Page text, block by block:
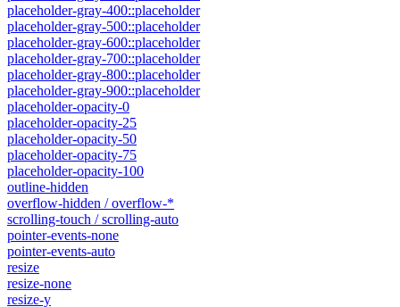
placeholder-gray-400::placeholder
placeholder-gray-500::placeholder
placeholder-gray-600::placeholder
placeholder-gray-700::placeholder
placeholder-gray-800::placeholder
placeholder-gray-900::placeholder
placeholder-opacity-0
placeholder-opacity-25
placeholder-opacity-50
placeholder-opacity-75
placeholder-opacity-100
outline-hidden
overflow-hidden / overflow-*
scrolling-touch / scrolling-auto
pointer-events-none
pointer-events-auto
resize
resize-none
resize-y